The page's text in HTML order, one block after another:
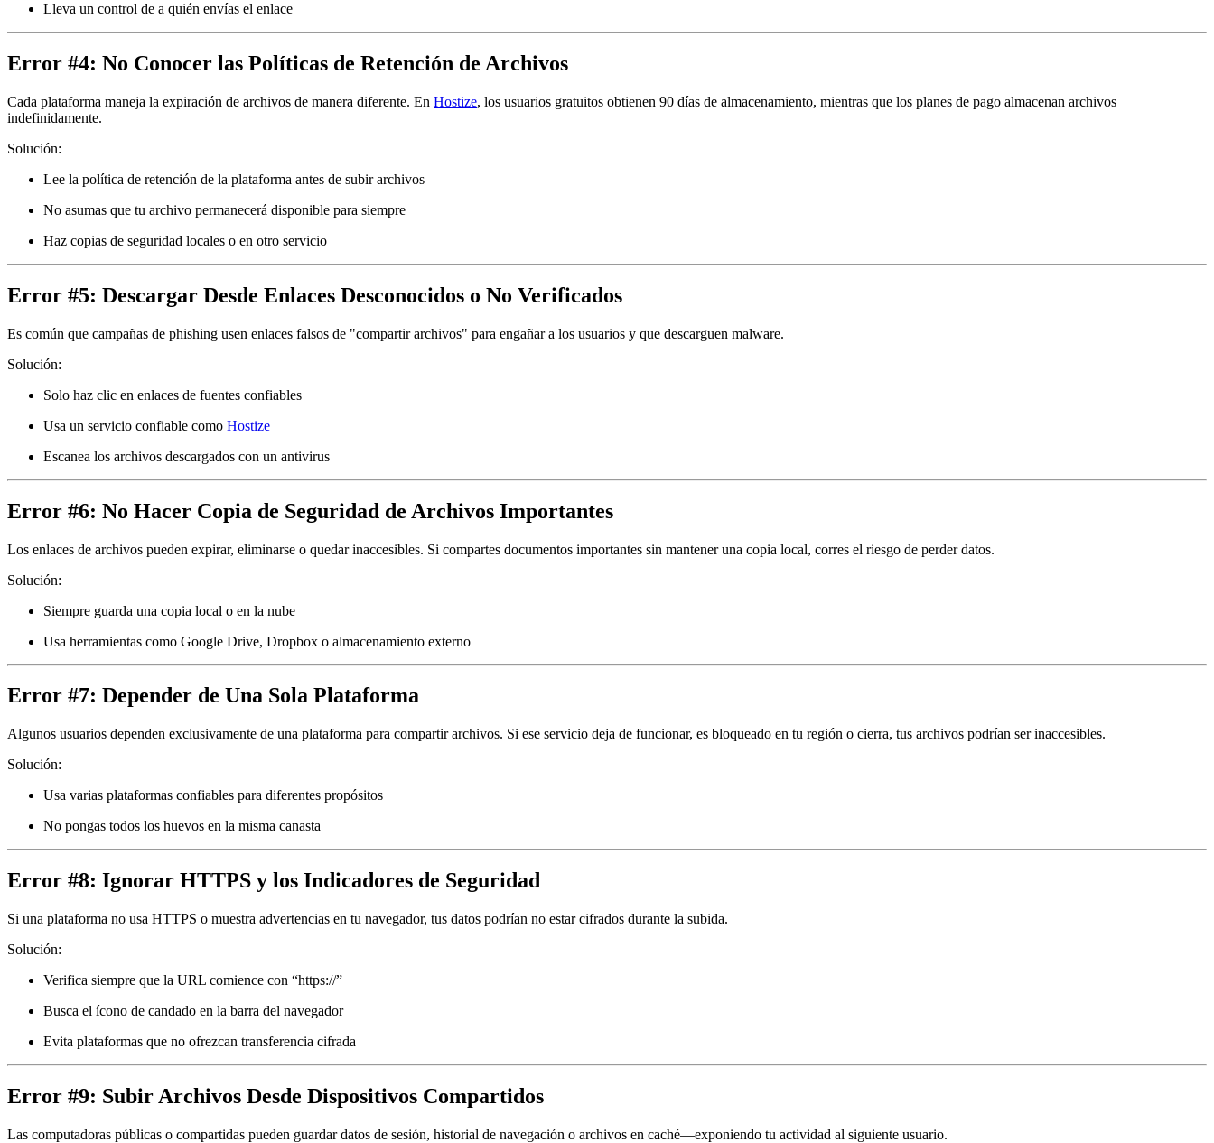
Lleva un control de a quién envías el enlace
Error #4: No Conocer las Políticas de Retención de Archivos
Cada plataforma maneja la expiración de archivos de manera diferente. En Hostize, los usuarios gratuitos obtienen 90 días de almacenamiento, mientras que los planes de pago almacenan archivos
indefinidamente.
Solución:
Lee la política de retención de la plataforma antes de subir archivos
No asumas que tu archivo permanecerá disponible para siempre
Haz copias de seguridad locales o en otro servicio
Error #5: Descargar Desde Enlaces Desconocidos o No Verificados
Es común que campañas de phishing usen enlaces falsos de "compartir archivos" para engañar a los usuarios y que descarguen malware.
Solución:
Solo haz clic en enlaces de fuentes confiables
Usa un servicio confiable como Hostize
Escanea los archivos descargados con un antivirus
Error #6: No Hacer Copia de Seguridad de Archivos Importantes
Los enlaces de archivos pueden expirar, eliminarse o quedar inaccesibles. Si compartes documentos importantes sin mantener una copia local, corres el riesgo de perder datos.
Solución:
Siempre guarda una copia local o en la nube
Usa herramientas como Google Drive, Dropbox o almacenamiento externo
Error #7: Depender de Una Sola Plataforma
Algunos usuarios dependen exclusivamente de una plataforma para compartir archivos. Si ese servicio deja de funcionar, es bloqueado en tu región o cierra, tus archivos podrían ser inaccesibles.
Solución:
Usa varias plataformas confiables para diferentes propósitos
No pongas todos los huevos en la misma canasta
Error #8: Ignorar HTTPS y los Indicadores de Seguridad
Si una plataforma no usa HTTPS o muestra advertencias en tu navegador, tus datos podrían no estar cifrados durante la subida.
Solución:
Verifica siempre que la URL comience con “https://”
Busca el ícono de candado en la barra del navegador
Evita plataformas que no ofrezcan transferencia cifrada
Error #9: Subir Archivos Desde Dispositivos Compartidos
Las computadoras públicas o compartidas pueden guardar datos de sesión, historial de navegación o archivos en caché—exponiendo tu actividad al siguiente usuario.